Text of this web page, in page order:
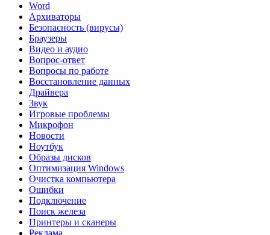
Word
Архиваторы
Безопасность (вирусы)
Браузеры
Видео и аудио
Вопрос-ответ
Вопросы по работе
Восстановление данных
Драйвера
Звук
Игровые проблемы
Микрофон
Новости
Ноутбук
Образы дисков
Оптимизация Windows
Очистка компьютера
Ошибки
Подключение
Поиск железа
Принтеры и сканеры